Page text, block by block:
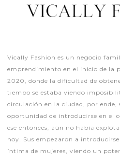
Vically Fashion es un negocio
emprendimiento en el inicio de la
2020, donde la dificultad de
tiempo se estaba viendo
circulación en la ciudad, por ende,
oportunidad de introducirse en el
ese entonces, aún no había
hoy. Sus empezaron a
íntima de mujeres, viendo un